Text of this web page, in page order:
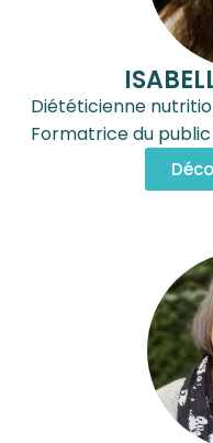
Diététicienne
Formatrice du